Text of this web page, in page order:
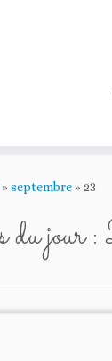
» septembre» 23
du jour :